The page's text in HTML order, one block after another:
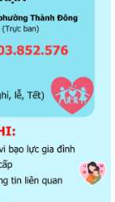
khóa XIV, nhiệm kỳ
động của Thành
xử lý hành vi xâm
về việc chấm dứt